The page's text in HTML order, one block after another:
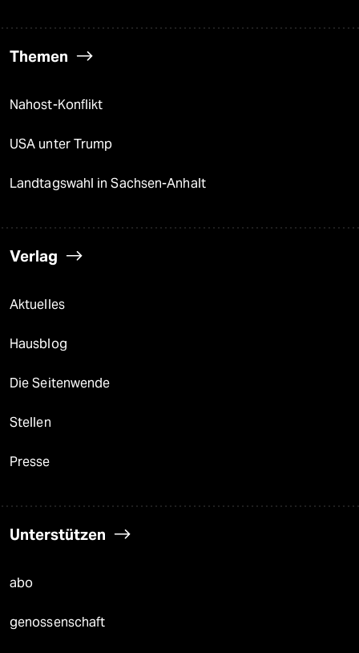
Themen
Nahost-Konflikt
USA unter Trump
Landtagswahl in Sachsen-Anhalt
Verlag
Aktuelles
Hausblog
Die Seitenwende
Stellen
Presse
Unterstützen
abo
genossenschaft